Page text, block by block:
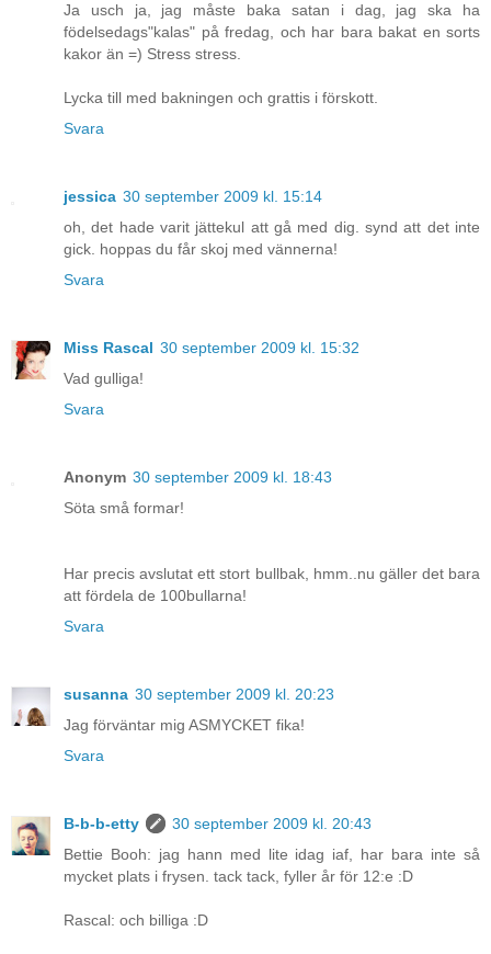
Ja usch ja, jag måste baka satan i dag, jag ska ha
födelsedags"kalas" på fredag, och har bara bakat en sorts
kakor än =) Stress stress.
Lycka till med bakningen och grattis i förskott.
Svara
jessica 30 september 2009 kl. 15:14
oh, det hade varit jättekul att gå med dig. synd att det inte
gick. hoppas du får skoj med vännerna!
Svara
Miss Rascal 30 september 2009 kl. 15:32
Vad gulliga!
Svara
Anonym 30 september 2009 kl. 18:43
Söta små formar!
Har precis avslutat ett stort bullbak, hmm..nu gäller det bara
att fördela de 100bullarna!
Svara
susanna 30 september 2009 kl. 20:23
Jag förväntar mig ASMYCKET fika!
Svara
B-b-b-etty
30 september 2009 kl. 20:43
Bettie Booh: jag hann med lite idag iaf, har bara inte så
mycket plats i frysen. tack tack, fyller år för 12:e :D
Rascal: och billiga :D